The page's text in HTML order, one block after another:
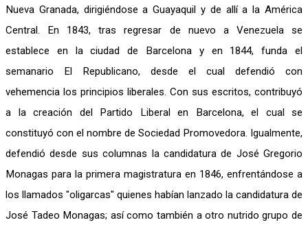
Nueva Granada, dirigiéndose a Guayaquil y de allí a la América
Central. En 1843, tras regresar de nuevo a Venezuela se
establece en la ciudad de Barcelona y en 1844, funda el
semanario El Republicano, desde el cual defendió con
vehemencia los principios liberales. Con sus escritos, contribuyó
a la creación del Partido Liberal en Barcelona, el cual se
constituyó con el nombre de Sociedad Promovedora. Igualmente,
defendió desde sus columnas la candidatura de José Gregorio
Monagas para la primera magistratura en 1846, enfrentándose a
los llamados "oligarcas" quienes habían lanzado la candidatura de
José Tadeo Monagas; así como también a otro nutrido grupo de